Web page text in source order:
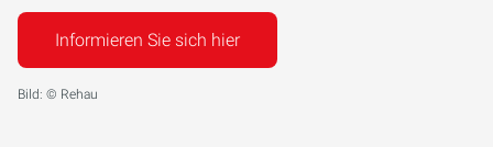
Informieren Sie sich hier
Bild: © Rehau